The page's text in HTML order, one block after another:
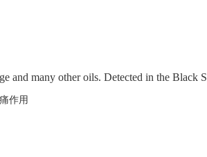
and many other oils. Detected in the Black
作用